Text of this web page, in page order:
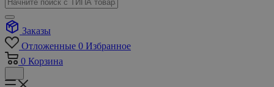
Заказы
Отложенные 0 Избранное
0 Корзина